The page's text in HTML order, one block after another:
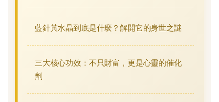
藍針黃水晶到底是什麼？解開它的身世之謎
三大核心功效：不只財富，更是心靈的催化
劑